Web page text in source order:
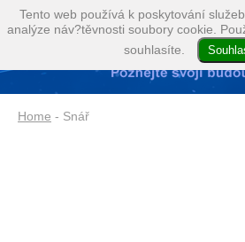
Home - Snář
Tento web používá k poskytování
analýze náv?těvnosti soubory cookie.
souhlasíte.